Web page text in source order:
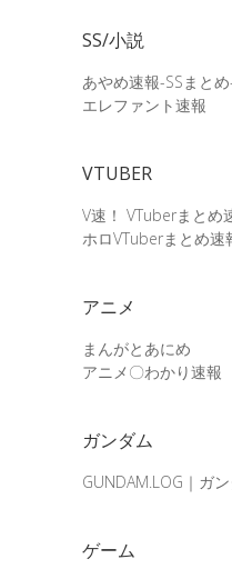
SS/小説
あやめ速報-SSまと
エレファント速報
VTUBER
V速！ VTuberまとめ
ホロVTuberまとめ速
アニメ
まんがとあにめ
アニメ〇わかり速報
ガンダム
GUNDAM.LOG｜ガ
ゲーム